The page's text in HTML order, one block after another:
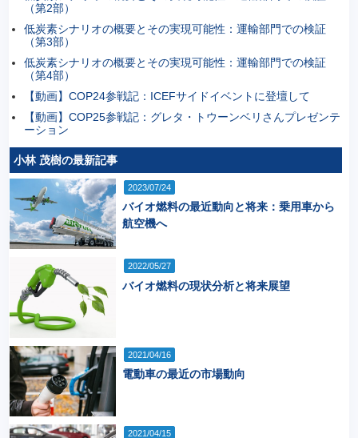
（第2部）
低炭素シナリオの概要とその実現可能性：運輸部門での検証
（第3部）
低炭素シナリオの概要とその実現可能性：運輸部門での検証
（第4部）
【動画】COP24参戦記：ICEFサイドイベントに登壇して
【動画】COP25参戦記：グレタ・トウーンベリさんプレゼンテ
ーション
小林 茂樹の最新記事
2023/07/24
バイオ燃料の最近動向と将来：乗用車から
航空機へ
2022/05/27
バイオ燃料の現状分析と将来展望
2021/04/16
電動車の最近の市場動向
2021/04/15